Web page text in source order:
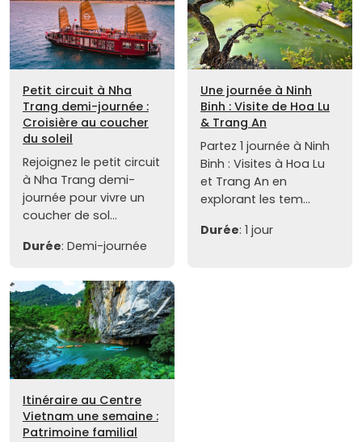
Petit circuit à Nha
Trang demi-journée :
Croisière au coucher
du soleil
Rejoignez le petit circuit
à Nha Trang demi-
journée pour vivre un
coucher de sol...
Durée: Demi-journée
Une journée à Ninh
Binh : Visite de Hoa Lu
& Trang An
Partez 1 journée à Ninh
Binh : Visites à Hoa Lu
et Trang An en
explorant les tem...
Durée: 1 jour
Itinéraire au Centre
Vietnam une semaine :
Patrimoine familial